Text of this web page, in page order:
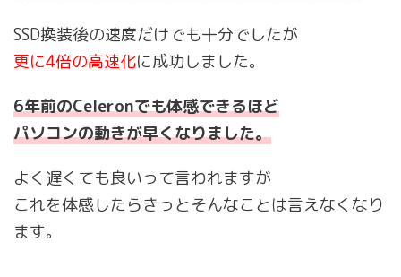
SSD換装後の速度だけでも十分でしたが
更に4倍の高速化に成功しました。
6年前のCeleronでも体感できるほど
パソコンの動きが早くなりました。
よく遅くても良いって言われますが
これを体感したらきっとそんなことは言えなくなり
ます。